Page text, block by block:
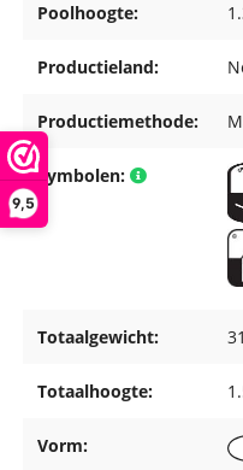
9,5
Poolhoogte:
Productieland:
Productiemethode:
Symbolen:
Totaalgewicht:
Totaalhoogte:
Vorm: